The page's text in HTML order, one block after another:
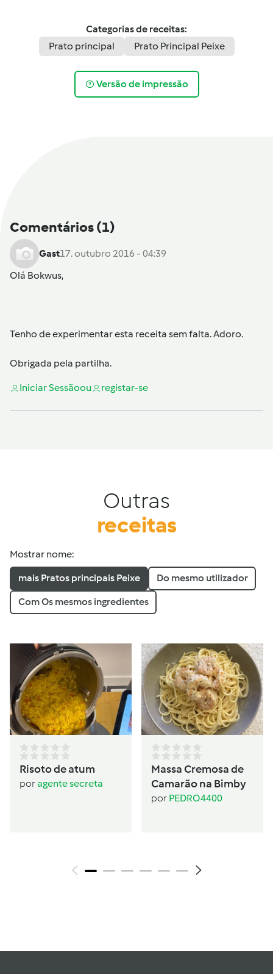
Categorias de receitas:
Prato principal
Prato Principal Peixe
Versão de impressão
Comentários(1)
Gast17. outubro 2016 - 04:39
Olá Bokwus,
Tenho de experimentar esta receita sem falta. Adoro.
Obrigada pela partilha.
Iniciar Sessãoou registar-se
Outras
receitas
Mostrar nome:
mais Pratos principais Peixe Do mesmo utilizador
Com Os mesmos ingredientes
Risoto de atum
poragente secreta
Massa Cremosa de
Camarão na Bimby
por PEDRO4400